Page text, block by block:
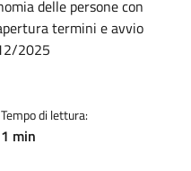
delle persone con
termini e avvio
2025
Tempo di lettura:
1 min